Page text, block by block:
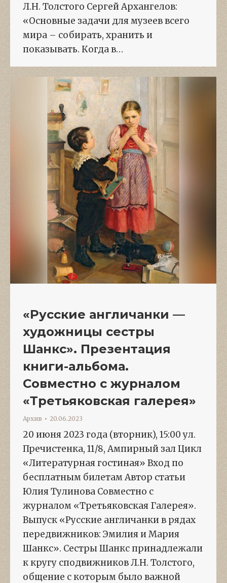
Л.Н. Толстого Сергей Архангелов:
«Основные задачи для музеев всего
мира – собирать, хранить и
показывать. Когда в…
«Русские англичанки —
художницы сестры
Шанкс». Презентация
книги-альбома.
Совместно с журналом
«Третьяковская галерея»
Архив 20.06.2023
20 июня 2023 года (вторник), 15:00 ул.
Пречистенка, 11/8, Ампирный зал Цикл
«Литературная гостиная» Вход по
бесплатным билетам Автор статьи
Юлия Тулинова Совместно с
журналом «Третьяковская Галерея».
Выпуск «Русские англичанки в рядах
передвижников: Эмилия и Мария
Шанкс». Сестры Шанкс принадлежали
к кругу сподвижников Л.Н. Толстого,
общение с которым было важной